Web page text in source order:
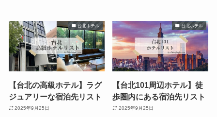
台北ホテル
【台北の高級ホテル】ラグ
ジュアリーな宿泊先リスト
2025年9月25日
台北ホテル
【台北101周辺ホテル】徒
歩圏内にある宿泊先リスト
2025年9月25日